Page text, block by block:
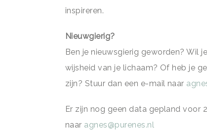
inspireren.
Nieuwgierig?
Ben je nieuwsgierig geworden? Wil
wijsheid van je lichaam? Of heb je
zijn? Stuur dan een e-mail naar
Er zijn nog geen data gepland voor
naar agnes@purenes.nl